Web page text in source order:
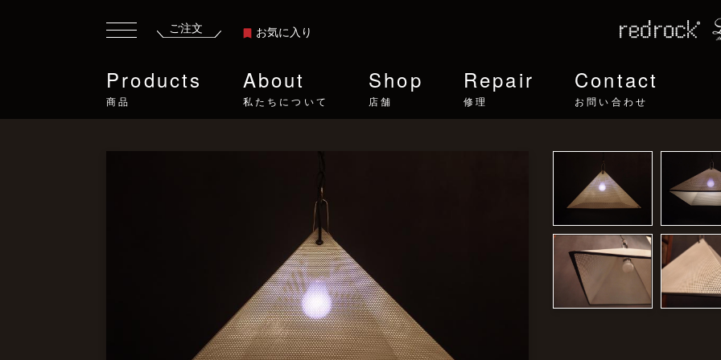
ご注文 お気に入り
Products
商品
About
私たちについて
Shop
店舗
Repair
修理
Contact
お問い合わせ